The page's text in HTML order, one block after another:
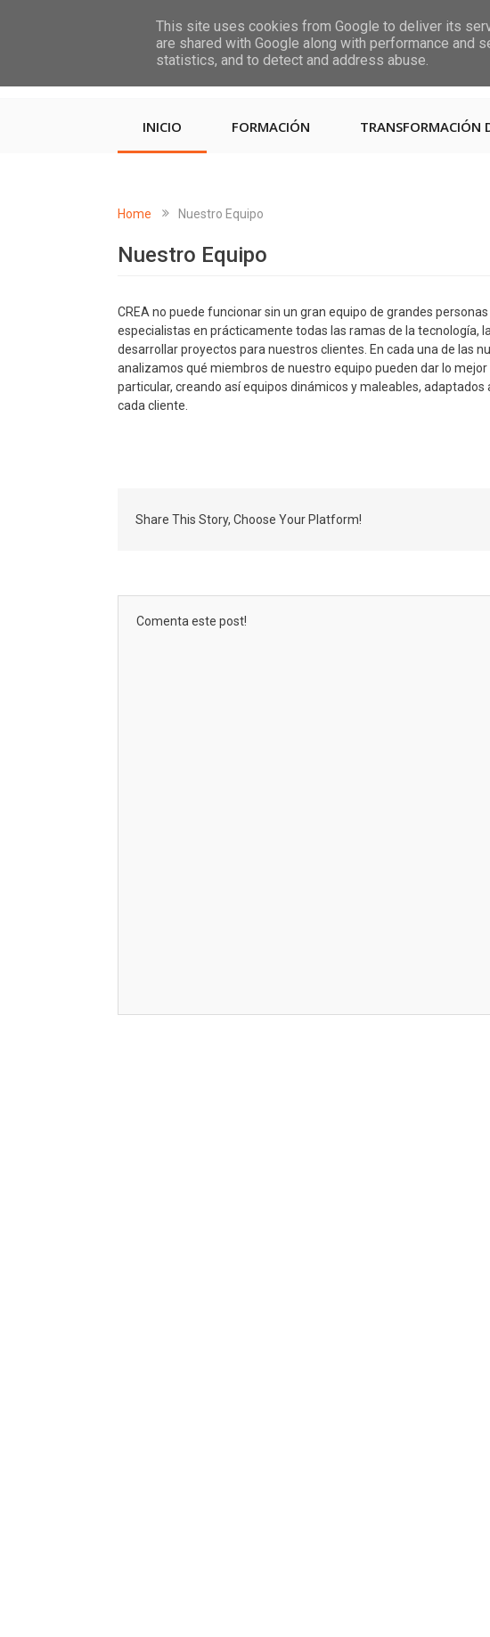
INICIO FORMACIÓN TRANSFORMACIÓN
Home Nuestro Equipo
Nuestro Equipo
CREA no puede funcionar sin un gran equipo de grandes
especialistas en prácticamente todas las ramas de la tecnología,
desarrollar proyectos para nuestros clientes. En cada una de las
analizamos qué miembros de nuestro equipo pueden dar lo
particular, creando así equipos dinámicos y maleables,
cada cliente.
Share This Story, Choose Your Platform!
Comenta este post!
This site uses cookies from Google to deliver its
are shared with Google along with performance and
statistics, and to detect and address abuse.